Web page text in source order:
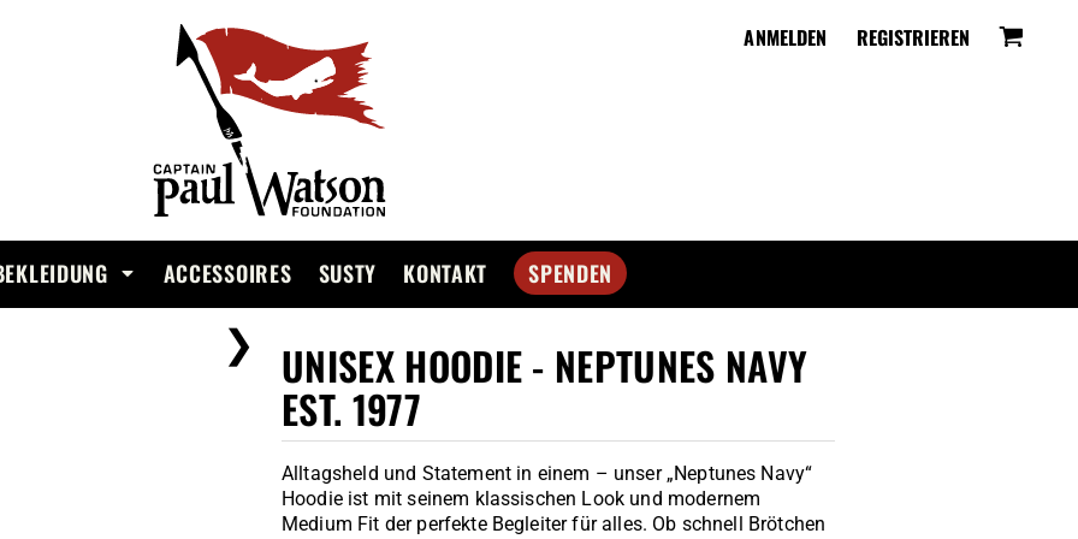
ANMELDEN
ACCESSOIRES SUSTY KONTAKT SPENDEN
❯ UNISEX HOODIE - NEPTUNES NAVY
EST. 1977
Alltagsheld und Statement in einem – unser „Neptunes Navy“
Hoodie ist mit seinem klassischen Look und modernem
Medium Fit der perfekte Begleiter für alles. Ob schnell Brötchen